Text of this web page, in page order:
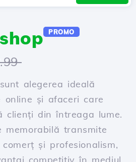
shop PROMO
alegerea ideală
online și afaceri care
clienți din întreaga lume.
memorabilă transmite
și profesionalism,